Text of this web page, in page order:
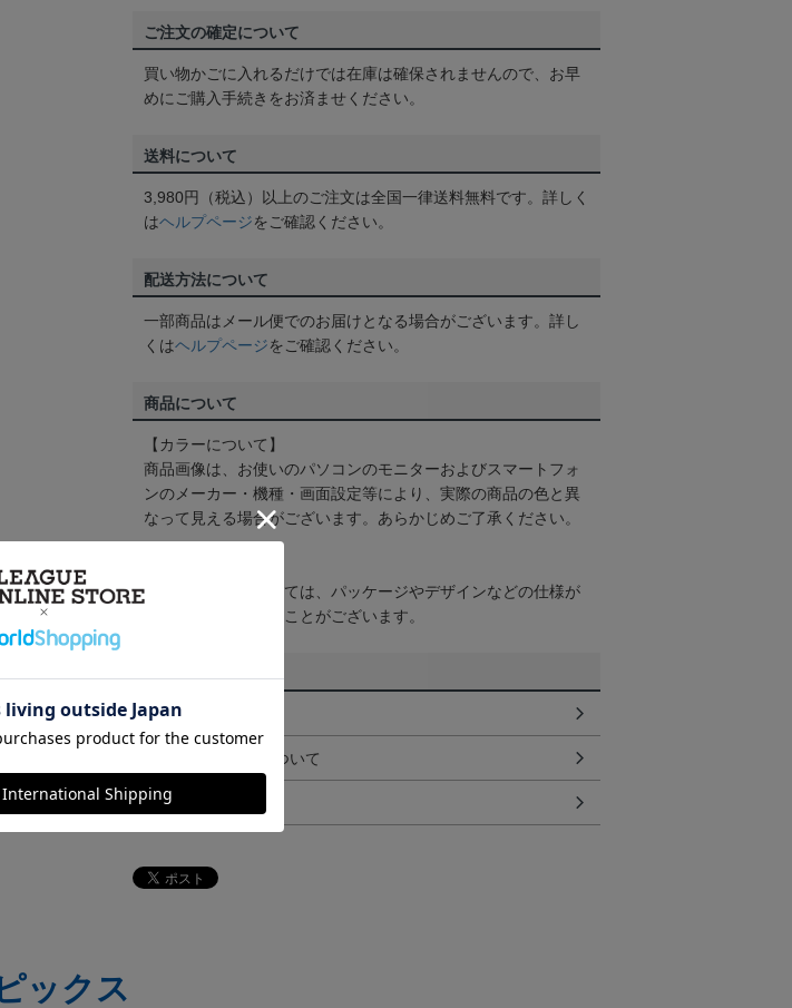
ご注文の確定について
買い物かごに入れるだけでは在庫は確保されませんので、お早
めにご購入手続きをお済ませください。
送料について
3,980円（税込）以上のご注文は全国一律送料無料です。詳しく
はヘルプページをご確認ください。
配送方法について
一部商品はメール便でのお届けとなる場合がございます。詳し
くはヘルプページをご確認ください。
商品について
【カラーについて】
商品画像は、お使いのパソコンのモニターおよびスマートフォ
ンのメーカー・機種・画面設定等により、実際の商品の色と異
なって見える場合がございます。あらかじめご了承ください。
取り扱い商品によっては、パッケージやデザインなどの仕様が
予告なく変更になることがございます。
決済について
ギフト対応について
ックス